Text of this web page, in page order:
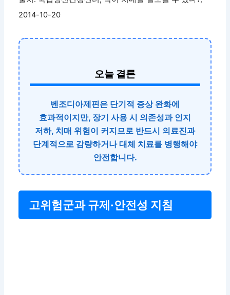
2014-10-20
오늘 결론
벤조디아제핀은 단기적 증상 완화에
효과적이지만, 장기 사용 시 의존성과 인지
저하, 치매 위험이 커지므로 반드시 의료진과
단계적으로 감량하거나 대체 치료를 병행해야
안전합니다.
고위험군과 규제·안전성 지침